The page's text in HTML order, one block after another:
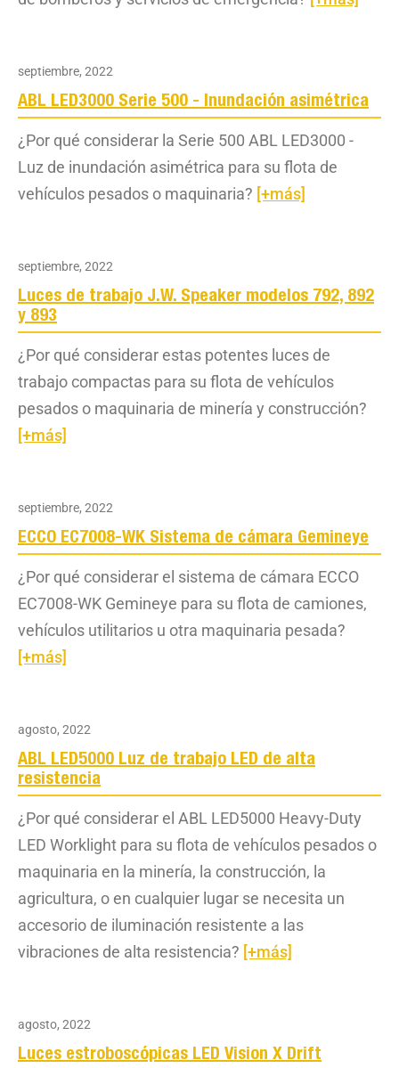
septiembre, 2022
ABL LED3000 Serie 500 - Inundación asimétrica
¿Por qué considerar la Serie 500 ABL LED3000 -
Luz de inundación asimétrica para su flota de
vehículos pesados o maquinaria? [+más]
septiembre, 2022
Luces de trabajo J.W. Speaker modelos 792, 892
y 893
¿Por qué considerar estas potentes luces de
trabajo compactas para su flota de vehículos
pesados o maquinaria de minería y construcción?
[+más]
septiembre, 2022
ECCO EC7008-WK Sistema de cámara Gemineye
¿Por qué considerar el sistema de cámara ECCO
EC7008-WK Gemineye para su flota de camiones,
vehículos utilitarios u otra maquinaria pesada?
[+más]
agosto, 2022
ABL LED5000 Luz de trabajo LED de alta
resistencia
¿Por qué considerar el ABL LED5000 Heavy-Duty
LED Worklight para su flota de vehículos pesados o
maquinaria en la minería, la construcción, la
agricultura, o en cualquier lugar se necesita un
accesorio de iluminación resistente a las
vibraciones de alta resistencia? [+más]
agosto, 2022
Luces estroboscópicas LED Vision X Drift